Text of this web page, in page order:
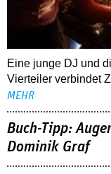
Eine junge DJ und
Vierteiler verbindet
MEHR
Buch-Tipp:
Dominik Graf